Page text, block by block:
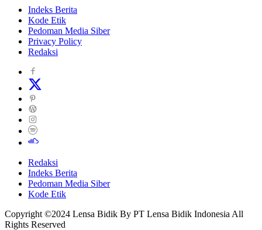
Indeks Berita
Kode Etik
Pedoman Media Siber
Privacy Policy
Redaksi
Redaksi
Indeks Berita
Pedoman Media Siber
Kode Etik
Copyright ©2024 Lensa Bidik By PT Lensa Bidik Indonesia All
Rights Reserved